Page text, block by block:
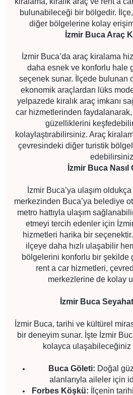
bulunabileceği bir bölgedir.
diğer bölgelerine kolay
İzmir Buca Araç
İzmir Buca’da araç kiralama
daha esnek ve konforlu hale
seçenek sunar. İlçede bulunan
ekonomik araçlardan lüks
yelpazede kiralık araç imkanı
car hizmetlerinden
güzelliklerini
kolaylaştırabilirsiniz. Araç
çevresindeki diğer turistik
İzmir Buca Nasıl
İzmir Buca’ya ulaşım
merkezinden Buca’ya belediye
metro hattıyla ulaşım
etmeyi tercih edenler için
hizmetleri harika bir
ilçeye daha hızlı ulaşabilir
bölgelerini konforlu bir şekilde
rent a car hizmetleri,
merkezlerine de kolay
İzmir Buca
İzmir Buca, tarihi ve kültürel
bir deneyim sunar. İşte İzmir
kolayca ulaşabileceğiniz
Buca Göleti: Doğal
alanlarıyla aileler için
Forbes Köşkü: İlçenin